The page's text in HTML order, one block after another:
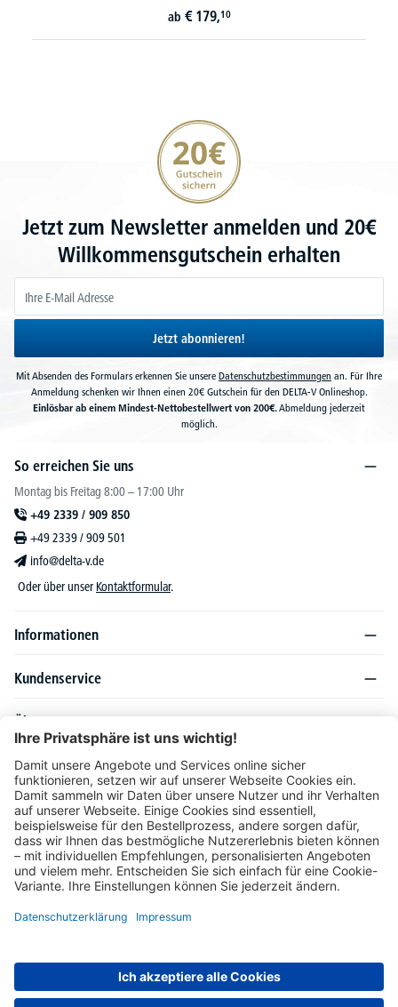
ab € 179,10
20€ Gutschein sichern
Jetzt zum Newsletter anmelden und 20€
Willkommensgutschein erhalten
Jetzt abonnieren!
Mit Absenden des Formulars erkennen Sie unsere Datenschutzbestimmungen an. Für Ihre
Anmeldung schenken wir Ihnen einen 20€ Gutschein für den DELTA-V Onlineshop.
Einlösbar ab einem Mindest-Nettobestellwert von 200€.Abmeldung jederzeit
möglich.
So erreichen Sie uns
Montag bis Freitag 8:00 – 17:00 Uhr
+49 2339 / 909 850
+49 2339 / 909 501
info@delta-v.de
Oder über unser Kontaktformular.
Informationen
Kundenservice
Über DELTA-V
Produktsortiment
Ratgeber
Folgen Sie uns auch auf
Unser Angebot richtet sich ausschließlich an Industrie, Handel, Gewerbe und
europäische Ausland gelten Sonderkonditionen, die auf Anfrage mitgeteilt werden.